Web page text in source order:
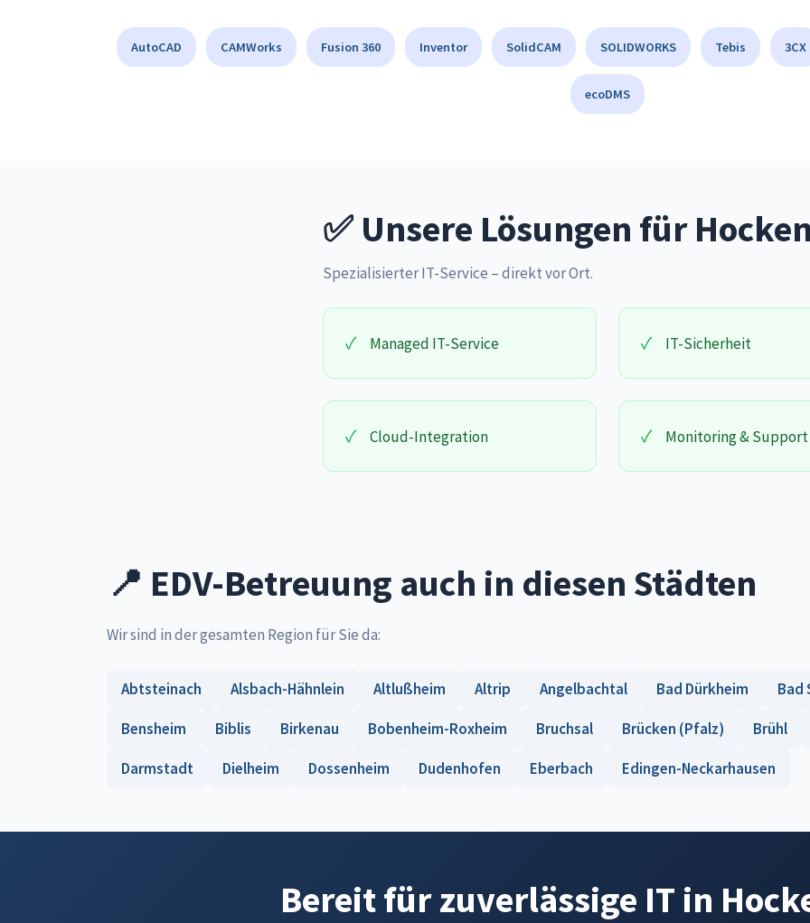
AutoCAD CAMWorks Fusion 360 Inventor SolidCAM SOLIDWORKS Tebis 3CX
ecoDMS
✅ Unsere Lösungen für
Spezialisierter IT-Service – direkt vor Ort.
✓ Managed IT-Service ✓ IT-Sicherheit
✓ Cloud-Integration ✓ Monitoring & Support
📍 EDV-Betreuung auch in diesen Städten
Wir sind in der gesamten Region für Sie da:
Abtsteinach Alsbach-Hähnlein Altlußheim Altrip Angelbachtal Bad Dürkheim Bad
Bensheim
Biblis Birkenau Bobenheim-Roxheim Bruchsal Brücken (Pfalz) Brühl
Darmstadt
Dielheim Dossenheim Dudenhofen Eberbach Edingen-Neckarhausen
Bereit für zuverlässige IT in